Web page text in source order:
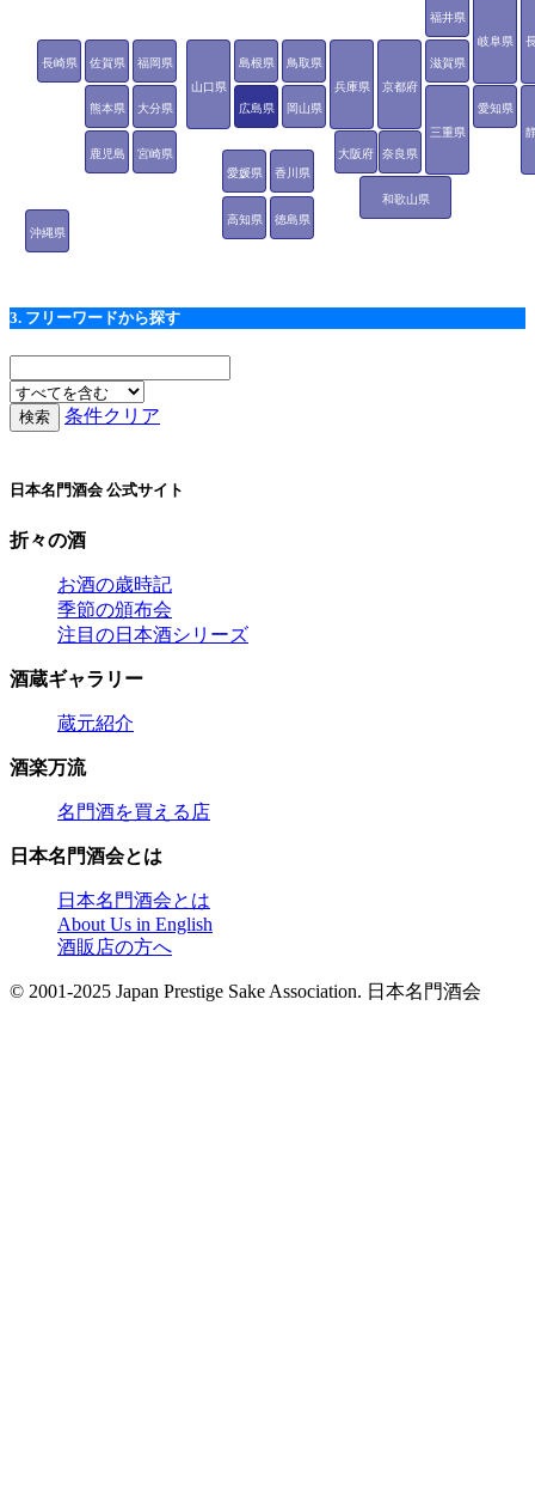
福井県
岐阜県
愛知県
三重県
滋賀県
京都府
大阪府
兵庫県
奈良県
和歌山県
鳥取県
島根県
岡山県
広島県
山口県
徳島県
香川県
愛媛県
高知県
福岡県
佐賀県
長崎県
熊本県 大分県
宮崎県
鹿児島
沖縄県
3. フリーワードから探す
条件クリア
日本名門酒会 公式サイト
折々の酒
お酒の歳時記
季節の頒布会
注目の日本酒シリーズ
酒蔵ギャラリー
蔵元紹介
酒楽万流
名門酒を買える店
日本名門酒会とは
日本名門酒会とは
About Us in English
酒販店の方へ
© 2001-2025 Japan Prestige Sake Association. 日本名門酒会